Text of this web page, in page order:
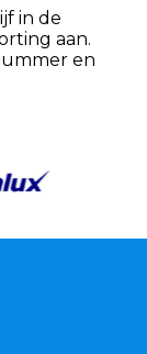
in de
aan.
en